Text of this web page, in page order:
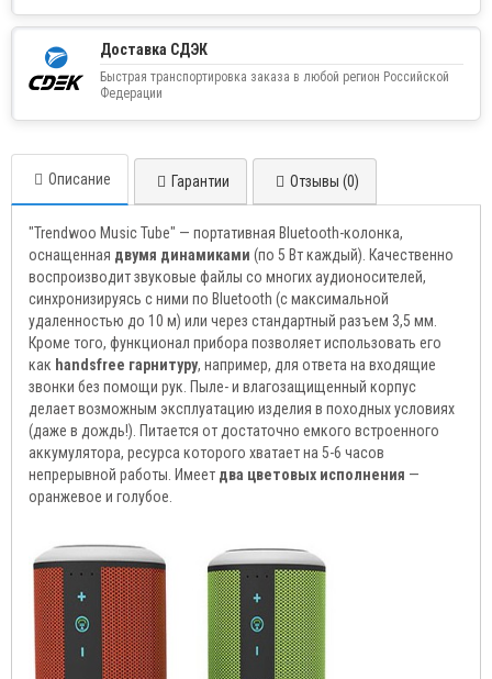
Доставка СДЭК
Быстрая транспортировка заказа в любой регион Российской
Федерации
Описание Гарантии Отзывы (0)
"Trendwoo Music Tube" — портативная Bluetooth-колонка,
оснащенная двумя динамиками (по 5 Вт каждый). Качественно
воспроизводит звуковые файлы со многих аудионосителей,
синхронизируясь с ними по Bluetooth (с максимальной
удаленностью до 10 м) или через стандартный разъем 3,5 мм.
Кроме того, функционал прибора позволяет использовать его
как handsfree гарнитуру, например, для ответа на входящие
звонки без помощи рук. Пыле- и влагозащищенный корпус
делает возможным эксплуатацию изделия в походных условиях
(даже в дождь!). Питается от достаточно емкого встроенного
аккумулятора, ресурса которого хватает на 5-6 часов
непрерывной работы. Имеет два цветовых исполнения —
оранжевое и голубое.